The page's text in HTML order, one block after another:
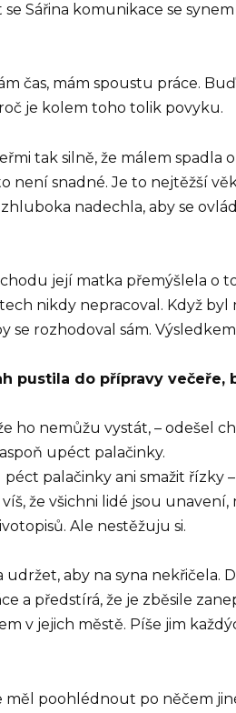
Sářina komunikace se
čas, mám spoustu práce.
je kolem toho tolik povyku.
tak silně, že málem spadla
není snadné. Je to nejtěžší
zhluboka nadechla, aby se
její matka přemýšlela o
nikdy nepracoval. Když byl
se rozhodoval sám.
pustila do přípravy
ho nemůžu vystát, – odešel
upéct palačinky.
péct palačinky ani smažit řízky
víš, že všichni lidé jsou
Ale nestěžuju si.
udržet, aby na syna nekřičela.
a předstírá, že je zběsile
v jejich městě. Píše jim
měl poohlédnout po něčem